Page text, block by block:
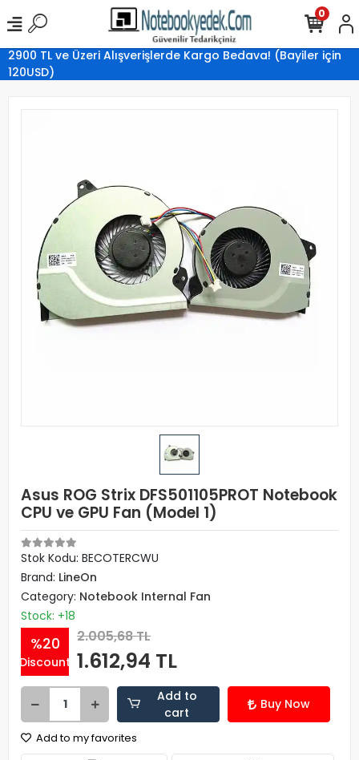
2900 TL ve Üzeri Alışverişlerde Kargo Bedava! (Bayiler için
120USD)
0
Asus ROG Strix DFS501105PROT Notebook
CPU ve GPU Fan (Model 1)
Stok Kodu: BECOTERCWU
Brand: LineOn
Category: Notebook Internal Fan
Stock: +18
%20
Discount
2.005,68 TL
1.612,94 TL
Add to
cart
Buy Now
Add to my favorites